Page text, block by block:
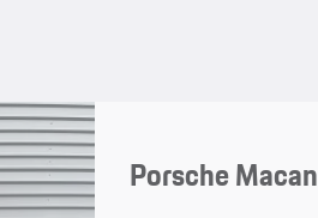
Porsche Macan